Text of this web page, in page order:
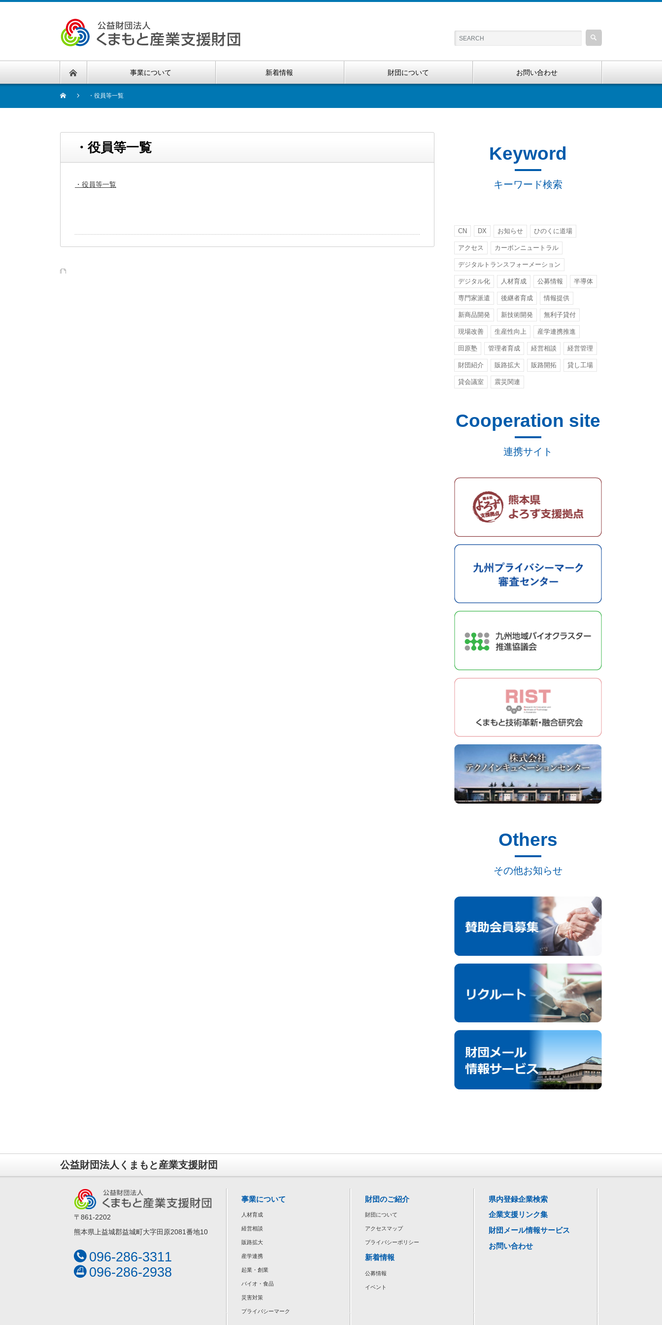
事業について 新着情報 財団について お問い合わせ
・役員等一覧
・役員等一覧
・役員等一覧
Keyword
キーワード検索
CN DX お知らせ ひのくに道場
アクセス カーボンニュートラル
デジタルトランスフォーメーション
デジタル化 人材育成 公募情報 半導体
専門家派遣 後継者育成 情報提供
新商品開発 新技術開発 無利子貸付
現場改善 生産性向上 産学連携推進
田原塾 管理者育成 経営相談 経営管理
財団紹介 販路拡大 販路開拓 貸し工場
貸会議室 震災関連
Cooperation site
連携サイト
Others
その他お知らせ
公益財団法人くまもと産業支援財団
〒861-2202
熊本県上益城郡益城町大字田原2081番地10
096-286-3311
096-286-2938
事業について
人材育成
経営相談
販路拡大
産学連携
起業・創業
バイオ・食品
災害対策
プライバシーマーク
財団のご紹介
財団について
アクセスマップ
プライバシーポリシー
新着情報
公募情報
イベント
県内登録企業検索
企業支援リンク集
財団メール情報サービス
お問い合わせ